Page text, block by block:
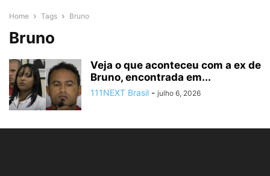
Home Tags Bruno
Bruno
Veja o que aconteceu com a ex de
Bruno, encontrada em...
111NEXT Brasil - julho 6, 2026